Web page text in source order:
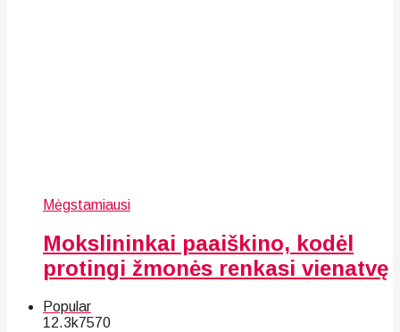
Mėgstamiausi
Mokslininkai paaiškino, kodėl
protingi žmonės renkasi vienatvę
Popular
12.3k7570